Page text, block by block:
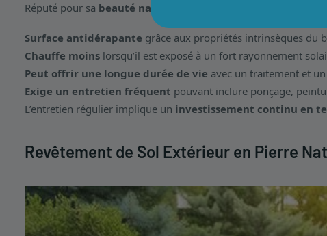
Réputé pour sa beauté naturelle incomparable
Surface antidérapante grâce aux propriétés intrinsèques du
Chauffe moins lorsqu’il est exposé à un fort rayonnement
Peut offrir une longue durée de vie avec un traitement et
Exige un entretien fréquent pouvant inclure ponçage,
L’entretien régulier implique un investissement continu en
Revêtement de Sol Extérieur en Pierre